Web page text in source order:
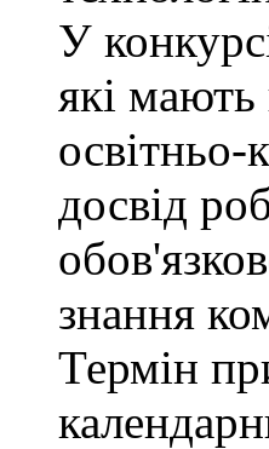
У
які мають
освітньо-
досвід
знання
Термін